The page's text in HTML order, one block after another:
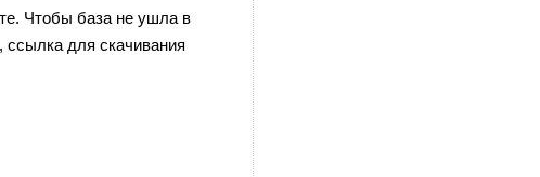
Чтобы база не ушла в
ссылка для скачивания